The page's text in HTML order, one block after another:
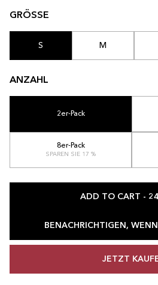
GRÖSSE
S M
ANZAHL
2er-Pack
8er-Pack
SPAREN SIE 17 %
ADD TO CART -
BENACHRICHTIGEN,
JETZT